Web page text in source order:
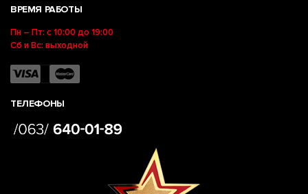
ВРЕМЯ РАБОТЫ
Пн – Пт: с 10:00 до 19:00
Сб и Вс: выходной
ТЕЛЕФОНЫ